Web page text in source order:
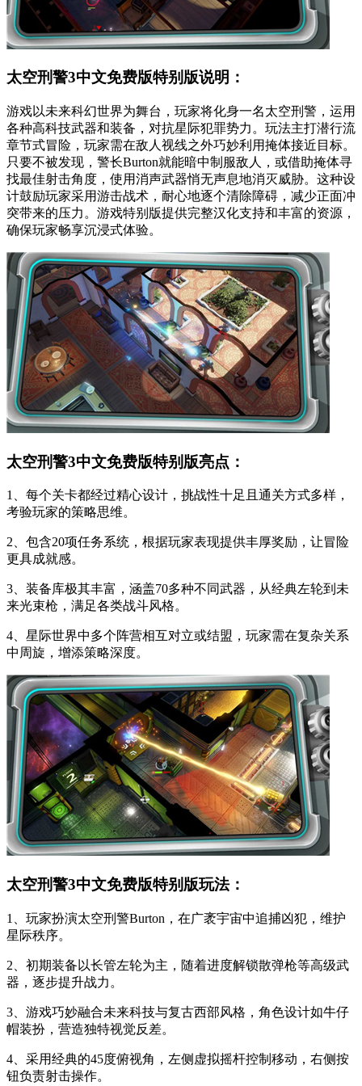
太空刑警3中文免费版特别版说明：
游戏以未来科幻世界为舞台，玩家将化身一名太空刑警，运用
各种高科技武器和装备，对抗星际犯罪势力。玩法主打潜行流
章节式冒险，玩家需在敌人视线之外巧妙利用掩体接近目标。
只要不被发现，警长Burton就能暗中制服敌人，或借助掩体寻
找最佳射击角度，使用消声武器悄无声息地消灭威胁。这种设
计鼓励玩家采用游击战术，耐心地逐个清除障碍，减少正面冲
突带来的压力。游戏特别版提供完整汉化支持和丰富的资源，
确保玩家畅享沉浸式体验。
太空刑警3中文免费版特别版亮点：
1、每个关卡都经过精心设计，挑战性十足且通关方式多样，
考验玩家的策略思维。
2、包含20项任务系统，根据玩家表现提供丰厚奖励，让冒险
更具成就感。
3、装备库极其丰富，涵盖70多种不同武器，从经典左轮到未
来光束枪，满足各类战斗风格。
4、星际世界中多个阵营相互对立或结盟，玩家需在复杂关系
中周旋，增添策略深度。
太空刑警3中文免费版特别版玩法：
1、玩家扮演太空刑警Burton，在广袤宇宙中追捕凶犯，维护
星际秩序。
2、初期装备以长管左轮为主，随着进度解锁散弹枪等高级武
器，逐步提升战力。
3、游戏巧妙融合未来科技与复古西部风格，角色设计如牛仔
帽装扮，营造独特视觉反差。
4、采用经典的45度俯视角，左侧虚拟摇杆控制移动，右侧按
钮负责射击操作。